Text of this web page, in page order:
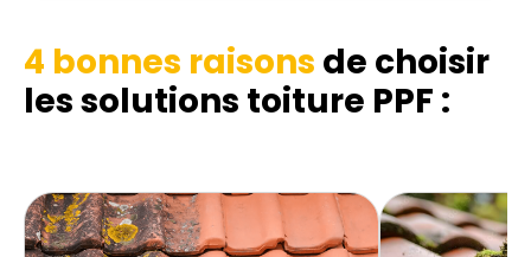
4 bonnes raisons de choisir
lessolutions toiture PPF :